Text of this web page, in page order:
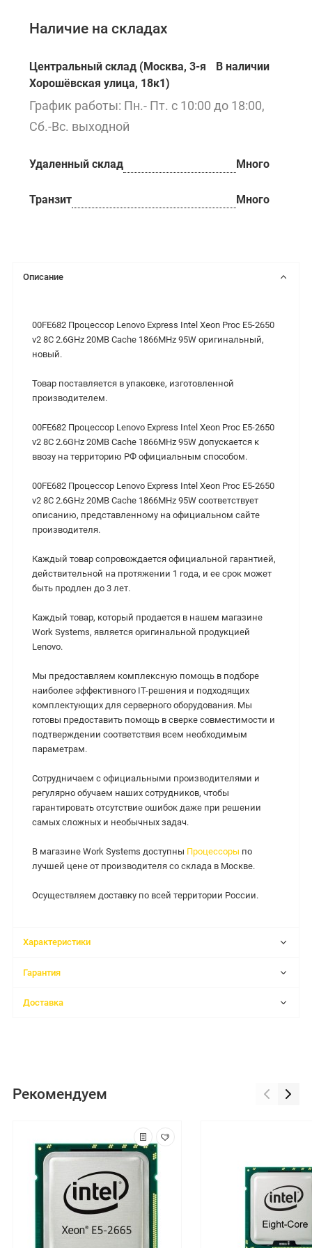
Наличие на складах
Центральный склад (Москва, 3-я
Хорошёвская улица, 18к1)
В наличии
График работы: Пн.- Пт. с 10:00 до 18:00,
Сб.-Вс. выходной
Удаленный склад Много
Транзит Много
Описание
00FE682 Процессор Lenovo Express Intel Xeon Proc E5-2650
v2 8C 2.6GHz 20MB Cache 1866MHz 95W оригинальный,
новый.
Товар поставляется в упаковке, изготовленной
производителем.
00FE682 Процессор Lenovo Express Intel Xeon Proc E5-2650
v2 8C 2.6GHz 20MB Cache 1866MHz 95W допускается к
ввозу на территорию РФ официальным способом.
00FE682 Процессор Lenovo Express Intel Xeon Proc E5-2650
v2 8C 2.6GHz 20MB Cache 1866MHz 95W соответствует
описанию, представленному на официальном сайте
производителя.
Каждый товар сопровождается официальной гарантией,
действительной на протяжении 1 года, и ее срок может
быть продлен до 3 лет.
Каждый товар, который продается в нашем магазине
Work Systems, является оригинальной продукцией
Lenovo.
Мы предоставляем комплексную помощь в подборе
наиболее эффективного IT-решения и подходящих
комплектующих для серверного оборудования. Мы
готовы предоставить помощь в сверке совместимости и
подтверждении соответствия всем необходимым
параметрам.
Сотрудничаем с официальными производителями и
регулярно обучаем наших сотрудников, чтобы
гарантировать отсутствие ошибок даже при решении
самых сложных и необычных задач.
В магазине Work Systems доступны Процессоры по
лучшей цене от производителя со склада в Москве.
Осуществляем доставку по всей территории России.
Характеристики
Гарантия
Доставка
Рекомендуем